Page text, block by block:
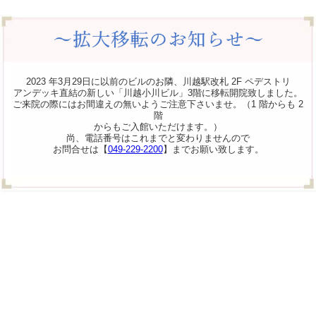
2023 年3月29日に以前のビルのお隣、川越駅改札 2F ペデストリ
アンデッキ直結の新しい「川越小川ビル」3階に移転開院致しました。
ご来院の際にはお間違えの無いようご注意下さいませ。（1 階からも 2
階
からもご入館いただけます。）
尚、電話番号はこれまでと変わりませんので
お問合せは【049-229-2200】までお願い致します。